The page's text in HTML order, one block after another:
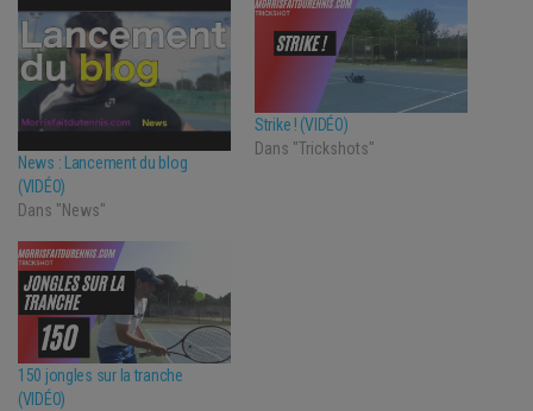
News : Lancement du blog
(VIDÉO)
Dans "News"
Strike ! (VIDÉO)
Dans "Trickshots"
150 jongles sur la tranche
(VIDÉO)